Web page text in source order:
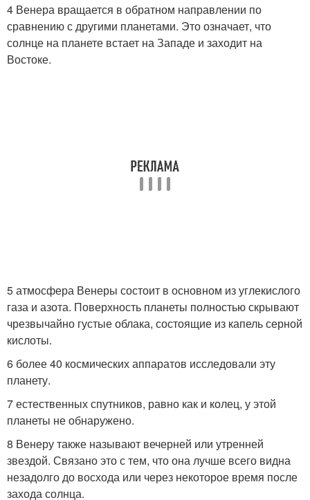
4 Венера вращается в обратном направлении по
сравнению с другими планетами. Это означает, что
солнце на планете встает на Западе и заходит на
Востоке.
5 атмосфера Венеры состоит в основном из углекислого
газа и азота. Поверхность планеты полностью скрывают
чрезвычайно густые облака, состоящие из капель серной
кислоты.
6 более 40 космических аппаратов исследовали эту
планету.
7 естественных спутников, равно как и колец, у этой
планеты не обнаружено.
8 Венеру также называют вечерней или утренней
звездой. Связано это с тем, что она лучше всего видна
незадолго до восхода или через некоторое время после
захода солнца.